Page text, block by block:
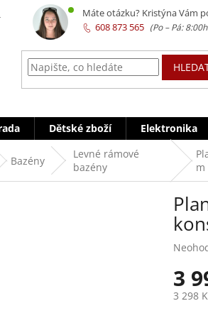
Dětské zboží Elektronika
Bazény
Levné rámové
bazény
m
je
0,0
3
3 298
Máte otázku? Kristýna Vám
608 873 565